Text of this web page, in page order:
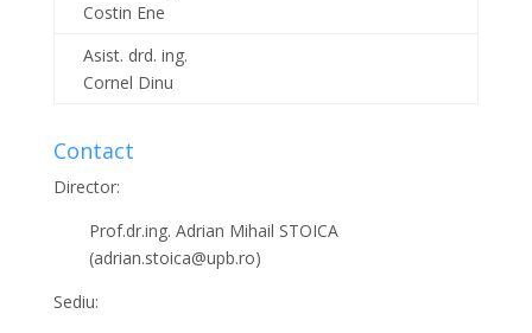
Costin Ene
Asist. drd. ing.
Cornel Dinu
Contact
Director:
Prof.dr.ing. Adrian Mihail STOICA
(adrian.stoica@upb.ro)
Sediu: